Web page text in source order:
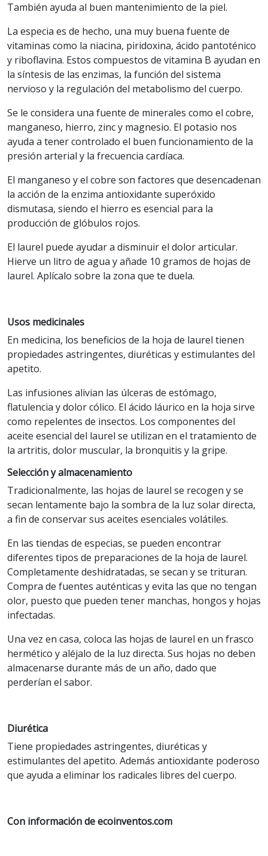
También ayuda al buen mantenimiento de la piel.
La especia es de hecho, una muy buena fuente de
vitaminas como la niacina, piridoxina, ácido pantoténico
y riboflavina. Estos compuestos de vitamina B ayudan en
la síntesis de las enzimas, la función del sistema
nervioso y la regulación del metabolismo del cuerpo.
Se le considera una fuente de minerales como el cobre,
manganeso, hierro, zinc y magnesio. El potasio nos
ayuda a tener controlado el buen funcionamiento de la
presión arterial y la frecuencia cardíaca.
El manganeso y el cobre son factores que desencadenan
la acción de la enzima antioxidante superóxido
dismutasa, siendo el hierro es esencial para la
producción de glóbulos rojos.
El laurel puede ayudar a disminuir el dolor articular.
Hierve un litro de agua y añade 10 gramos de hojas de
laurel. Aplícalo sobre la zona que te duela.
Usos medicinales
En medicina, los beneficios de la hoja de laurel tienen
propiedades astringentes, diuréticas y estimulantes del
apetito.
Las infusiones alivian las úlceras de estómago,
flatulencia y dolor cólico. El ácido láurico en la hoja sirve
como repelentes de insectos. Los componentes del
aceite esencial del laurel se utilizan en el tratamiento de
la artritis, dolor muscular, la bronquitis y la gripe.
Selección y almacenamiento
Tradicionalmente, las hojas de laurel se recogen y se
secan lentamente bajo la sombra de la luz solar directa,
a fin de conservar sus aceites esenciales volátiles.
En las tiendas de especias, se pueden encontrar
diferentes tipos de preparaciones de la hoja de laurel.
Completamente deshidratadas, se secan y se trituran.
Compra de fuentes auténticas y evita las que no tengan
olor, puesto que pueden tener manchas, hongos y hojas
infectadas.
Una vez en casa, coloca las hojas de laurel en un frasco
hermético y aléjalo de la luz directa. Sus hojas no deben
almacenarse durante más de un año, dado que
perderían el sabor.
Diurética
Tiene propiedades astringentes, diuréticas y
estimulantes del apetito. Además antioxidante poderoso
que ayuda a eliminar los radicales libres del cuerpo.
Con información de ecoinventos.com